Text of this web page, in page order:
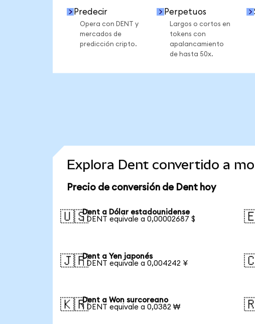
Predecir
Opera con DENT y
mercados de
predicción cripto.
Perpetuos
Largos o cortos en
tokens con
apalancamiento
de hasta 50x.
Explora Dent convertido a
Precio de conversión de Dent hoy
🇺🇸Dent a Dólar estadounidense
1 DENT equivale a 0,00002687 $
🇯🇵Dent a Yen japonés
1 DENT equivale a 0,004242 ¥
🇰🇷Dent a Won surcoreano
1 DENT equivale a 0,0382 ₩